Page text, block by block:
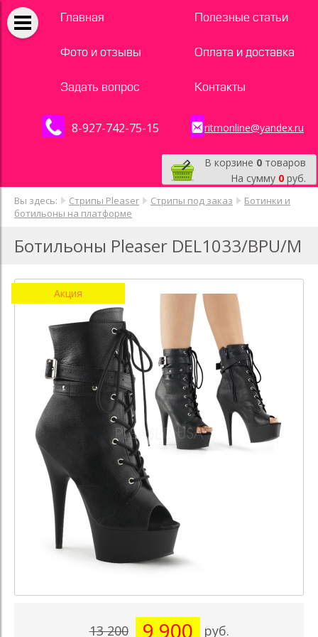
Главная Полезные статьи
Фото и отзывы Оплата и доставка
Задать вопрос Контакты
8-927-742-75-15 ritmonline@yandex.ru
В корзине 0 товаров
На сумму 0 руб.
Вы здесь: Стрипы Pleaser Стрипы под заказ
Ботинки и
ботильоны на платформе
Ботильоны Pleaser DEL1033/BPU/M
Акция
13 200 9 900 руб.